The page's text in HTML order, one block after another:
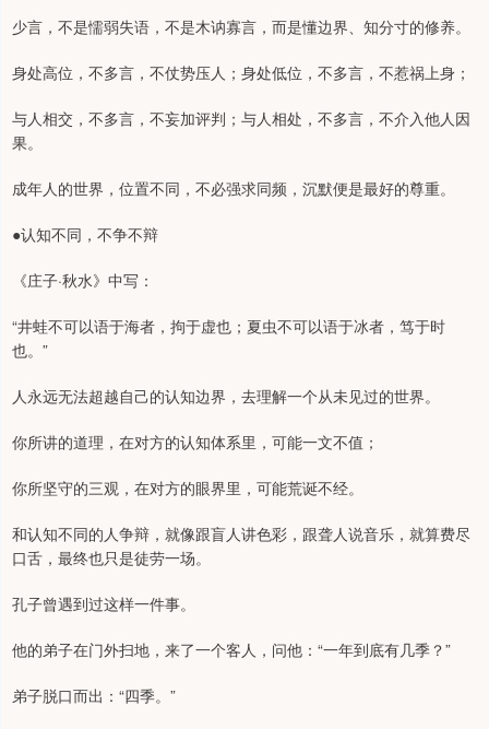
少言，不是懦弱失语，不是木讷寡言，而是懂边界、知分寸的修养。
身处高位，不多言，不仗势压人；身处低位，不多言，不惹祸上身；
与人相交，不多言，不妄加评判；与人相处，不多言，不介入他人因
果。
成年人的世界，位置不同，不必强求同频，沉默便是最好的尊重。
●认知不同，不争不辩
《庄子·秋水》中写：
“井蛙不可以语于海者，拘于虚也；夏虫不可以语于冰者，笃于时
也。”
人永远无法超越自己的认知边界，去理解一个从未见过的世界。
你所讲的道理，在对方的认知体系里，可能一文不值；
你所坚守的三观，在对方的眼界里，可能荒诞不经。
和认知不同的人争辩，就像跟盲人讲色彩，跟聋人说音乐，就算费尽
口舌，最终也只是徒劳一场。
孔子曾遇到过这样一件事。
他的弟子在门外扫地，来了一个客人，问他：“一年到底有几季？”
弟子脱口而出：“四季。”